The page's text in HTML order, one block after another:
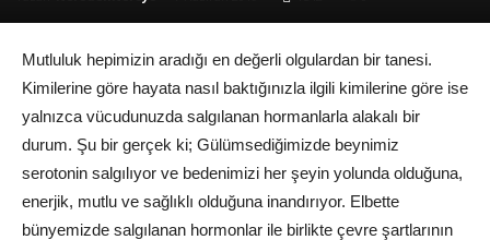
Mutluluk hepimizin aradığı en değerli olgulardan bir tanesi.
Kimilerine göre hayata nasıl baktığınızla ilgili kimilerine göre ise
yalnızca vücudunuzda salgılanan hormanlarla alakalı bir
durum. Şu bir gerçek ki; Gülümsediğimizde beynimiz
serotonin salgılıyor ve bedenimizi her şeyin yolunda olduğuna,
enerjik, mutlu ve sağlıklı olduğuna inandırıyor. Elbette
bünyemizde salgılanan hormonlar ile birlikte çevre şartlarının